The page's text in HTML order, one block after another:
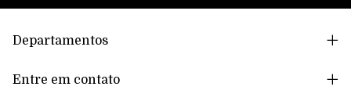
Departamentos
Entre em contato